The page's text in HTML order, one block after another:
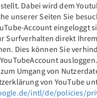
Dabei wird dem
unserer Seiten Sie
Account eingeloggt
Surfverhalten direkt
Dies können Sie
Umgang von
von YouTube
intl/de/policies/